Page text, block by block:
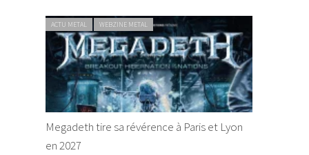
ACTU METAL WEBZINE METAL
Megadeth tire sa révérence à Paris et Lyon
en 2027